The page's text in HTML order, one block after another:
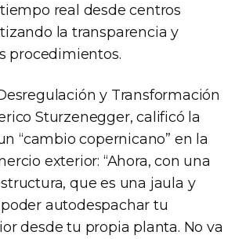
real desde centros
la transparencia y
procedimientos.
y Transformación
Sturzenegger, calificó la
“cambio copernicano” en la
exterior: “Ahora, con una
que es una jaula y
autodespachar tu
desde tu propia planta. No va